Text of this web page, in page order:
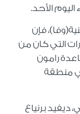
اليوم الأحد.
فإن
التي كان من
رامون
منطقة
ديفيد برنياع